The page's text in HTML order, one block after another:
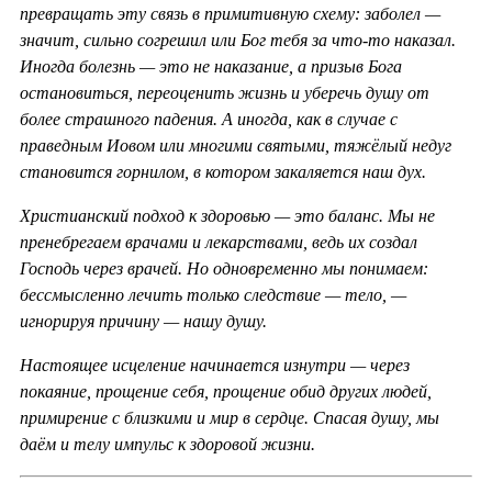
превращать эту связь в примитивную схему: заболел —
значит, сильно согрешил или Бог тебя за что-то наказал.
Иногда болезнь — это не наказание, а призыв Бога
остановиться, переоценить жизнь и уберечь душу от
более страшного падения. А иногда, как в случае с
праведным Иовом или многими святыми, тяжёлый недуг
становится горнилом, в котором закаляется наш дух.
Христианский подход к здоровью — это баланс. Мы не
пренебрегаем врачами и лекарствами, ведь их создал
Господь через врачей. Но одновременно мы понимаем:
бессмысленно лечить только следствие — тело, —
игнорируя причину — нашу душу.
Настоящее исцеление начинается изнутри — через
покаяние, прощение себя, прощение обид других людей,
примирение с близкими и мир в сердце. Спасая душу, мы
даём и телу импульс к здоровой жизни.